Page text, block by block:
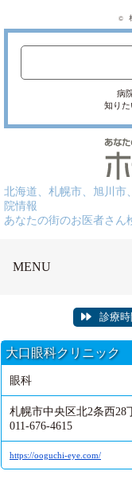
病
知り
北海道、札幌市、旭川市
院情報
あなたの街のお医者さん
MENU
診療
大口眼科クリニック
眼科
札幌市中央区北2条西
011-676-4615
https://ooguchi-eye.com/